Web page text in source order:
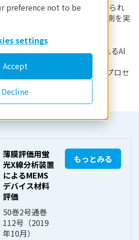
preference not to be
settings
Accept
Decline
技術は、MEMSデバイスに用いられ
いて、非破壊・高再現性の計測を実
／BAWフィルタ）に用いられるAl
価
料として用いられる圧電PZTプロセ
同時計測
薄膜評価用蛍
光X線分析装置
によるMEMS
デバイス材料
評価
50巻2号通巻
112号（2019
年10月）
もっとみる